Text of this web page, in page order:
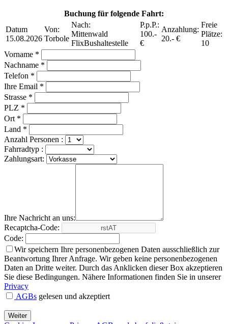
Buchung für folgende Fahrt:
Datum
15.08.2026
Von:
Torbole
Nach:
Mittenwald
FlixBushaltestelle
P.p.P.:
100.-
€
Anzahlung:
20.- €
Freie
Plätze:
10
Vorname *
Nachname *
Telefon *
Ihre Email *
Strasse *
PLZ *
Ort *
Land *
Anzahl Personen :
Fahrradtyp :
Zahlungsart:
Ihre Nachricht an uns:
Recaptcha-Code:
Code:
Wir speichern Ihre personenbezogenen Daten ausschließlich zur
Beantwortung Ihrer Anfrage. Wir geben keine personenbezogenen
Daten an Dritte weiter. Durch das Anklicken dieser Box akzeptieren
Sie diese Bedingungen. Nähere Informationen finden Sie in unserer
Privacy
AGBs gelesen und akzeptiert